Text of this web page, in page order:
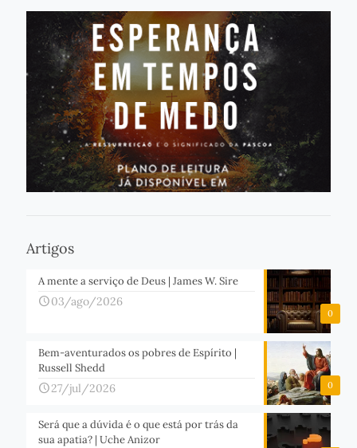
Artigos
0
A mente a serviço de Deus | James W. Sire
03/ago/2026
0
Bem-aventurados os pobres de Espírito |
Russell Shedd
27/jul/2026
Será que a dúvida é o que está por trás da
sua apatia? | Uche Anizor